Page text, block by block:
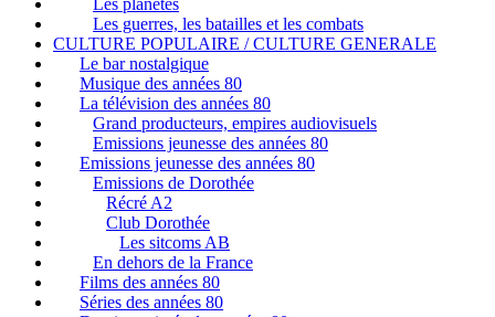
Les guerres, les batailles et les combats
CULTURE POPULAIRE / CULTURE GENERALE
Le bar nostalgique
Musique des années 80
La télévision des années 80
Grand producteurs, empires audiovisuels
Emissions jeunesse des années 80
Emissions jeunesse des années 80
Emissions de Dorothée
Récré A2
Club Dorothée
Les sitcoms AB
En dehors de la France
Films des années 80
Séries des années 80